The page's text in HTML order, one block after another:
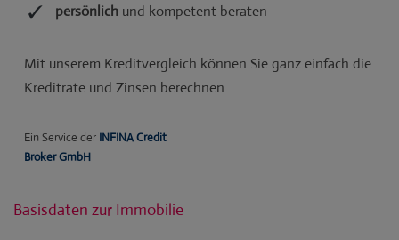
Basisdaten zur Immobilie